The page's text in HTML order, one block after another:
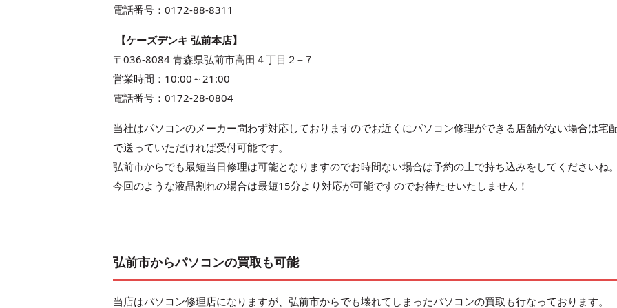
電話番号：0172-88-8311
【ケーズデンキ 弘前本店】
〒036-8084 青森県弘前市高田４丁目２−７
営業時間：10:00～21:00
電話番号：0172-28-0804
当社はパソコンのメーカー問わず対応しておりますのでお近くにパソコン修理ができる店舗がない場合は宅
で送っていただければ受付可能です。
弘前市からでも最短当日修理は可能となりますのでお時間ない場合は予約の上で持ち込みをしてくださいね
今回のような液晶割れの場合は最短15分より対応が可能ですのでお待たせいたしません！
弘前市からパソコンの買取も可能
当店はパソコン修理店になりますが、弘前市からでも壊れてしまったパソコンの買取も行なっております。